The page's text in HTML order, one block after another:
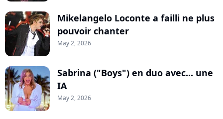
Mikelangelo Loconte a failli ne plus
pouvoir chanter
May 2, 2026
Sabrina ("Boys") en duo avec... une
IA
May 2, 2026